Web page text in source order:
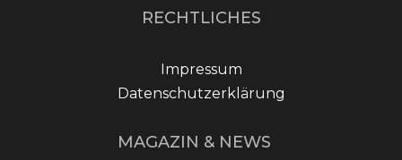
RECHTLICHES
Impressum
Datenschutzerklärung
MAGAZIN & NEWS